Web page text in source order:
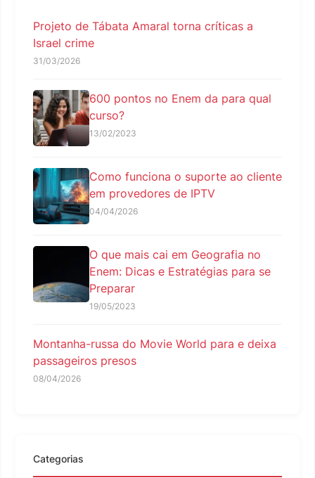
Projeto de Tábata Amaral torna críticas a
Israel crime
31/03/2026
600 pontos no Enem da para qual
curso?
13/02/2023
Como funciona o suporte ao cliente
em provedores de IPTV
04/04/2026
O que mais cai em Geografia no
Enem: Dicas e Estratégias para se
Preparar
19/05/2023
Montanha-russa do Movie World para e deixa
passageiros presos
08/04/2026
Categorias